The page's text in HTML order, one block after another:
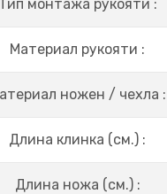
Тип монтажа рукояти :
Материал рукояти :
ножен / чехла :
Длина клинка (см.) :
Длина ножа (см.) :